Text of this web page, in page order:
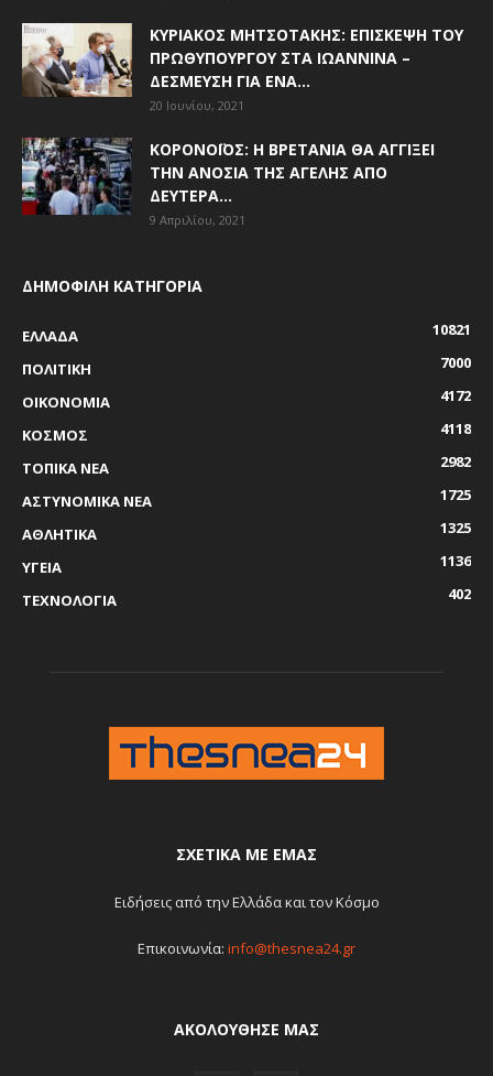
ΚΥΡΙΆΚΟΣ ΜΗΤΣΟΤΆΚΗΣ: ΕΠΊΣΚΕΨΗ ΤΟΥ
ΠΡΩΘΥΠΟΥΡΓΟΎ ΣΤΑ ΙΩΆΝΝΙΝΑ –
ΔΈΣΜΕΥΣΗ ΓΙΑ ΈΝΑ...
20 Ιουνίου, 2021
ΚΟΡΟΝΟΪΌΣ: Η ΒΡΕΤΑΝΊΑ ΘΑ ΑΓΓΊΞΕΙ
ΤΗΝ ΑΝΟΣΊΑ ΤΗΣ ΑΓΈΛΗΣ ΑΠΌ
ΔΕΥΤΈΡΑ...
9 Απριλίου, 2021
ΔΗΜΟΦΙΛΗ ΚΑΤΗΓΟΡΙΑ
ΕΛΛΑΔΑ
10821
ΠΟΛΙΤΙΚΗ
7000
ΟΙΚΟΝΟΜΙΑ
4172
ΚΟΣΜΟΣ
4118
ΤΟΠΙΚΑ ΝΕΑ
2982
ΑΣΤΥΝΟΜΙΚΑ ΝΕΑ
1725
ΑΘΛΗΤΙΚΑ
1325
ΥΓΕΙΑ
1136
ΤΕΧΝΟΛΟΓΙΑ
402
ΣΧΕΤΙΚΆ ΜΕ ΕΜΆΣ
Ειδήσεις από την Ελλάδα και τον Κόσμο
Επικοινωνία: info@thesnea24.gr
ΑΚΟΛΟΥΘΗΣΕ ΜΑΣ